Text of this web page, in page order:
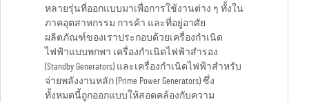
หลายรุ่นที่ออกแบบมาเพื่อการใช้งานต่าง ๆ ทั้งใน
ภาคอุตสาหกรรม การค้า และที่อยู่อาศัย
ผลิตภัณฑ์ของเราประกอบด้วยเครื่องกำเนิด
ไฟฟ้าแบบพกพา เครื่องกำเนิดไฟฟ้าสำรอง
(Standby Generators) และเครื่องกำเนิดไฟฟ้าสำหรับ
จ่ายพลังงานหลัก (Prime Power Generators) ซึ่ง
ทั้งหมดนี้ถูกออกแบบให้สอดคล้องกับความ